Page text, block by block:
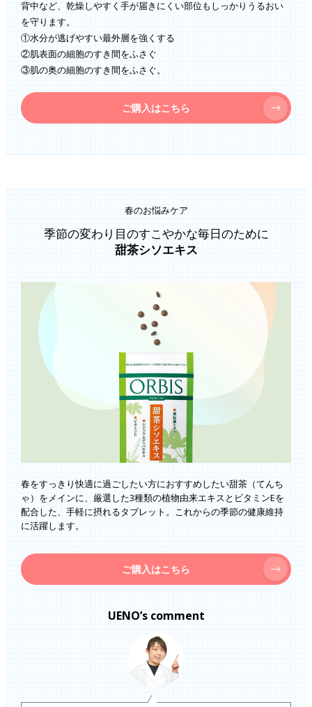
背中など、乾燥しやすく手が届きにくい部位もしっかりうるおい
を守ります。
①水分が逃げやすい最外層を強くする
②肌表面の細胞のすき間をふさぐ
③肌の奥の細胞のすき間をふさぐ。
ご購入はこちら
春のお悩みケア
季節の変わり目のすこやかな毎日のために
甜茶シソエキス
春をすっきり快適に過ごしたい方におすすめしたい甜茶（てんち
ゃ）をメインに、厳選した3種類の植物由来エキスとビタミンEを
配合した、手軽に摂れるタブレット。これからの季節の健康維持
に活躍します。
ご購入はこちら
UENO’s comment